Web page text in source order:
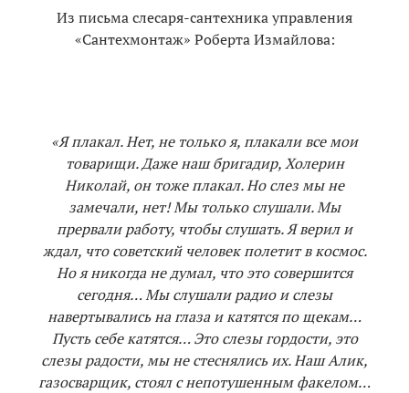
Из письма слесаря-сантехника управления
«Сантехмонтаж» Роберта Измайлова:
«Я плакал. Нет, не только я, плакали все мои
товарищи. Даже наш бригадир, Холерин
Николай, он тоже плакал. Но слез мы не
замечали, нет! Мы только слушали. Мы
прервали работу, чтобы слушать. Я верил и
ждал, что советский человек полетит в космос.
Но я никогда не думал, что это совершится
сегодня… Мы слушали радио и слезы
навертывались на глаза и катятся по щекам…
Пусть себе катятся… Это слезы гордости, это
слезы радости, мы не стеснялись их. Наш Алик,
газосварщик, стоял с непотушенным факелом…